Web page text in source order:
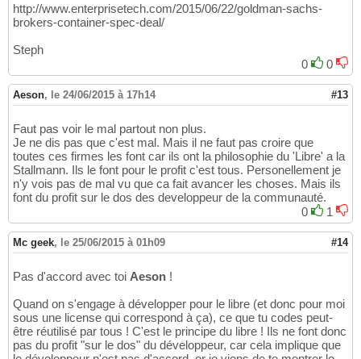
http://www.enterprisetech.com/2015/06/22/goldman-sachs-
brokers-container-spec-deal/
Steph
0
0
Aeson, le 24/06/2015 à 17h14 #13
Faut pas voir le mal partout non plus.
Je ne dis pas que c'est mal. Mais il ne faut pas croire que
toutes ces firmes les font car ils ont la philosophie du 'Libre' a la
Stallmann. Ils le font pour le profit c'est tous. Personellement je
n'y vois pas de mal vu que ca fait avancer les choses. Mais ils
font du profit sur le dos des developpeur de la communauté.
0
1
Mc geek, le 25/06/2015 à 01h09 #14
Pas d'accord avec toi Aeson !
Quand on s'engage à développer pour le libre (et donc pour moi
sous une license qui correspond à ça), ce que tu codes peut-
être réutilisé par tous ! C'est le principe du libre ! Ils ne font donc
pas du profit "sur le dos" du développeur, car cela implique que